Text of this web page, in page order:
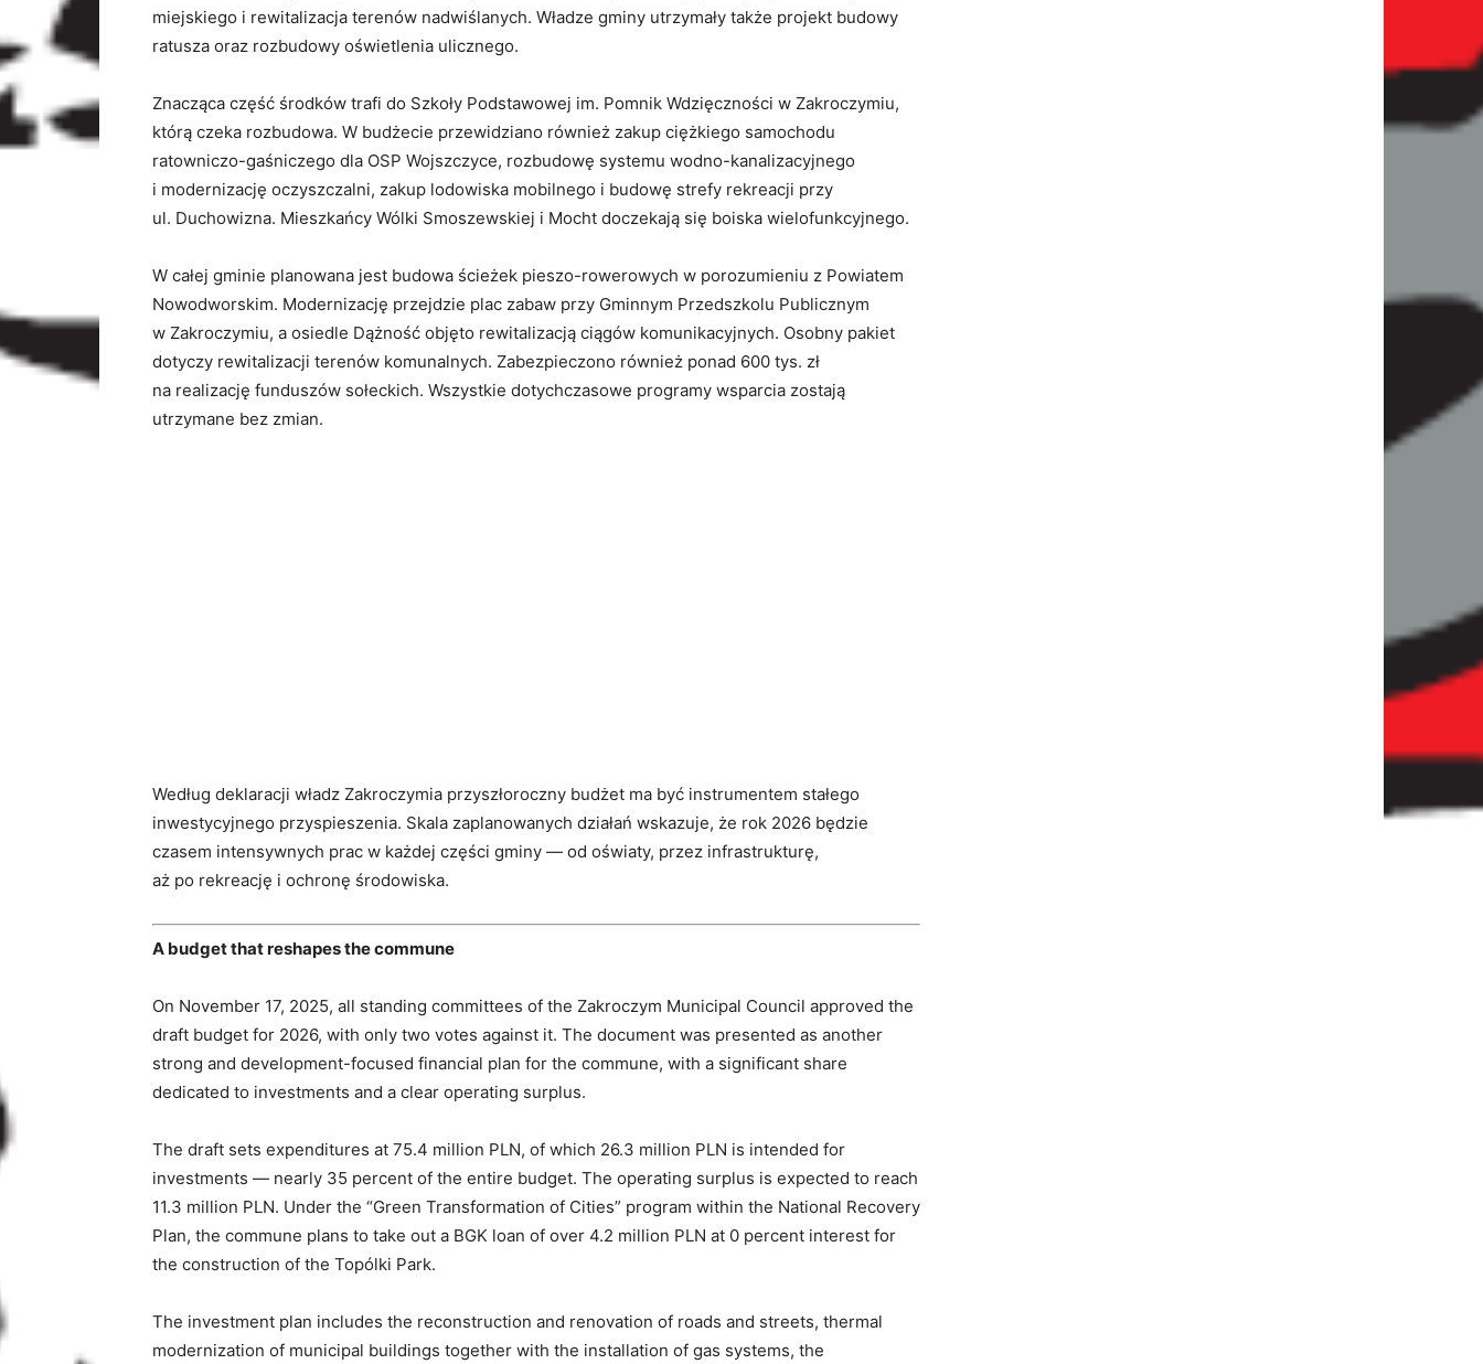
miejskiego i rewitalizacja terenów nadwiślanych. Władze gminy utrzymały także projekt budowy
ratusza oraz rozbudowy oświetlenia ulicznego.
Znacząca część środków trafi do Szkoły Podstawowej im. Pomnik Wdzięczności w Zakroczymiu,
którą czeka rozbudowa. W budżecie przewidziano również zakup ciężkiego samochodu
ratowniczo-gaśniczego dla OSP Wojszczyce, rozbudowę systemu wodno-kanalizacyjnego
i modernizację oczyszczalni, zakup lodowiska mobilnego i budowę strefy rekreacji przy
ul. Duchowizna. Mieszkańcy Wólki Smoszewskiej i Mocht doczekają się boiska wielofunkcyjnego.
W całej gminie planowana jest budowa ścieżek pieszo-rowerowych w porozumieniu z Powiatem
Nowodworskim. Modernizację przejdzie plac zabaw przy Gminnym Przedszkolu Publicznym
w Zakroczymiu, a osiedle Dążność objęto rewitalizacją ciągów komunikacyjnych. Osobny pakiet
dotyczy rewitalizacji terenów komunalnych. Zabezpieczono również ponad 600 tys. zł
na realizację funduszów sołeckich. Wszystkie dotychczasowe programy wsparcia zostają
utrzymane bez zmian.
Według deklaracji władz Zakroczymia przyszłoroczny budżet ma być instrumentem stałego
inwestycyjnego przyspieszenia. Skala zaplanowanych działań wskazuje, że rok 2026 będzie
czasem intensywnych prac w każdej części gminy — od oświaty, przez infrastrukturę,
aż po rekreację i ochronę środowiska.
A budget that reshapes the commune
On November 17, 2025, all standing committees of the Zakroczym Municipal Council approved the
draft budget for 2026, with only two votes against it. The document was presented as another
strong and development-focused financial plan for the commune, with a significant share
dedicated to investments and a clear operating surplus.
The draft sets expenditures at 75.4 million PLN, of which 26.3 million PLN is intended for
investments — nearly 35 percent of the entire budget. The operating surplus is expected to reach
11.3 million PLN. Under the “Green Transformation of Cities” program within the National Recovery
Plan, the commune plans to take out a BGK loan of over 4.2 million PLN at 0 percent interest for
the construction of the Topólki Park.
The investment plan includes the reconstruction and renovation of roads and streets, thermal
modernization of municipal buildings together with the installation of gas systems, the